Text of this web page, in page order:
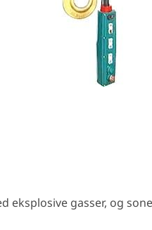
eksplosive gasser, og